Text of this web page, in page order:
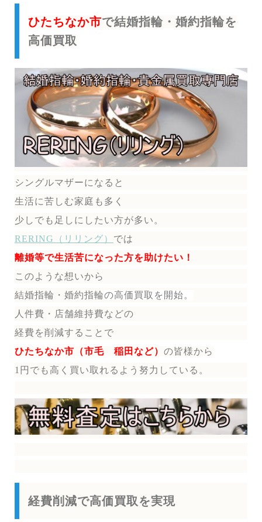
ひたちなか市で結婚指輪・婚約指輪を
高価買取
シングルマザーになると
生活に苦しむ家庭も多く
少しでも足しにしたい方が多い。
RERING（リリング） では
離婚等で生活苦になった方を助けたい！
このような想いから
結婚指輪・婚約指輪の高価買取を開始。
人件費・店舗維持費などの
経費を削減することで
ひたちなか市（市毛 稲田など） の皆様から
1円でも高く買い取れるよう努力している。
経費削減で高価買取を実現